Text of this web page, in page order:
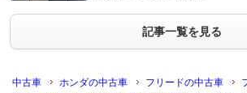
記事一覧を見る
中古車 ホンダの中古車 フリードの中古車